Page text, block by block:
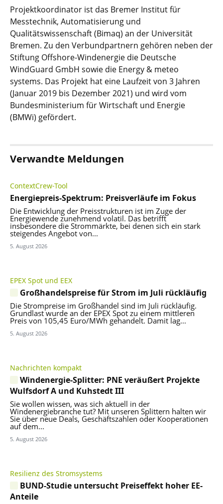
Projektkoordinator ist das Bremer Institut für
Messtechnik, Automatisierung und
Qualitätswissenschaft (Bimaq) an der Universität
Bremen. Zu den Verbundpartnern gehören neben der
Stiftung Offshore-Windenergie die Deutsche
WindGuard GmbH sowie die Energy & meteo
systems. Das Projekt hat eine Laufzeit von 3 Jahren
(Januar 2019 bis Dezember 2021) und wird vom
Bundesministerium für Wirtschaft und Energie
(BMWi) gefördert.
Verwandte Meldungen
ContextCrew-Tool
Energiepreis-Spektrum: Preisverläufe im Fokus
Die Entwicklung der Preisstrukturen ist im Zuge der
Energiewende zunehmend volatil. Das betrifft
insbesondere die Strommärkte, bei denen sich ein stark
steigendes Angebot von...
5. August 2026
EPEX Spot und EEX
Großhandelspreise für Strom im Juli rückläufig
Die Strompreise im Großhandel sind im Juli rückläufig.
Grundlast wurde an der EPEX Spot zu einem mittleren
Preis von 105,45 Euro/MWh gehandelt. Damit lag...
5. August 2026
Nachrichten kompakt
Windenergie-Splitter: PNE veräußert Projekte
Wulfsdorf A und Kuhstedt III
Sie wollen wissen, was sich aktuell in der
Windenergiebranche tut? Mit unseren Splittern halten wir
Sie über neue Deals, Geschäftszahlen oder Kooperationen
auf dem...
5. August 2026
Resilienz des Stromsystems
BUND-Studie untersucht Preiseffekt hoher EE-
Anteile